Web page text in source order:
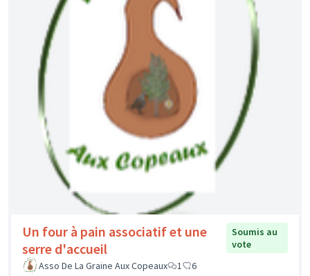
Un four à pain associatif et une
serre d'accueil
Soumis au
vote
Asso De La Graine Aux Copeaux
1 6